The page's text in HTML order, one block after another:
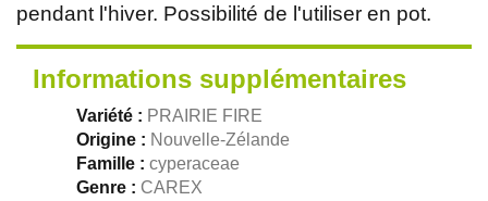
pendant l'hiver. Possibilité de l'utiliser en pot.
Informations supplémentaires
Variété : PRAIRIE FIRE
Origine : Nouvelle-Zélande
Famille : cyperaceae
Genre : CAREX